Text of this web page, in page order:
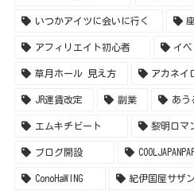
いつかアイツに会いに行く
アフィリエイト初心者 イ
草月ホール 見え方 アカネイ
JR運賃改定 副業 あう
エムキチビート 黎明ロマ
ブログ開設
ConoHaWING 紀伊国屋サザ